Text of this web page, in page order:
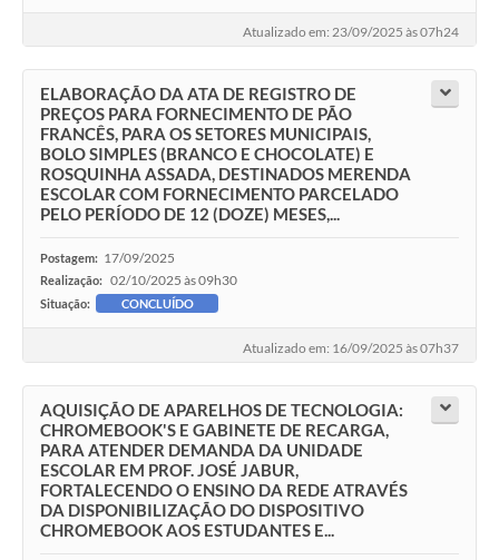
Atualizado em: 23/09/2025 às 07h24
ELABORAÇÃO DA ATA DE REGISTRO DE
PREÇOS PARA FORNECIMENTO DE PÃO
FRANCÊS, PARA OS SETORES MUNICIPAIS,
BOLO SIMPLES (BRANCO E CHOCOLATE) E
ROSQUINHA ASSADA, DESTINADOS MERENDA
ESCOLAR COM FORNECIMENTO PARCELADO
PELO PERÍODO DE 12 (DOZE) MESES,...
Postagem: 17/09/2025
Realização: 02/10/2025 às 09h30
Situação: CONCLUÍDO
Atualizado em: 16/09/2025 às 07h37
AQUISIÇÃO DE APARELHOS DE TECNOLOGIA:
CHROMEBOOK'S E GABINETE DE RECARGA,
PARA ATENDER DEMANDA DA UNIDADE
ESCOLAR EM PROF. JOSÉ JABUR,
FORTALECENDO O ENSINO DA REDE ATRAVÉS
DA DISPONIBILIZAÇÃO DO DISPOSITIVO
CHROMEBOOK AOS ESTUDANTES E...